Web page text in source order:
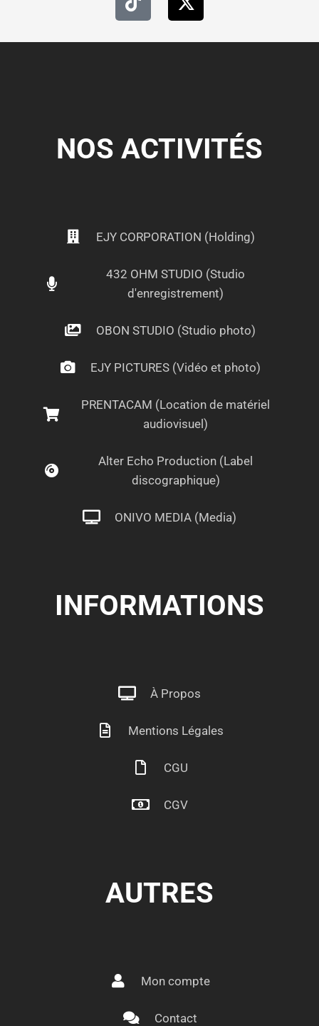
NOS ACTIVITÉS
EJY CORPORATION (Holding)
432 OHM STUDIO (Studio
d'enregistrement)
OBON STUDIO (Studio photo)
EJY PICTURES (Vidéo et photo)
PRENTACAM (Location de matériel
audiovisuel)
Alter Echo Production (Label
discographique)
ONIVO MEDIA (Media)
INFORMATIONS
À Propos
Mentions Légales
CGU
CGV
AUTRES
Mon compte
Contact